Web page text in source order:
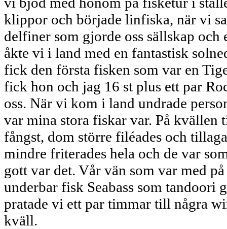
klippor och började linfiska, när vi
delfiner som gjorde oss sällskap och
åkte vi i land med en fantastisk
fick den första fisken som var en
fick hon och jag 16 st plus ett par
oss. När vi kom i land undrade
var mina stora fiskar var. På kvällen
fångst, dom större filéades och
mindre friterades hela och de var
gott var det. Vår vän som var med
underbar fisk Seabass som tandoori
pratade vi ett par timmar till några
kväll.